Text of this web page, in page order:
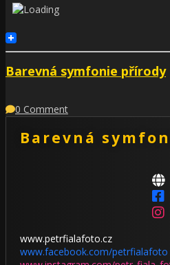
Barevná symfonie přírody
0 Comment
Barevná
www.petrfialafoto.cz
www.facebook.com/petrfialafoto